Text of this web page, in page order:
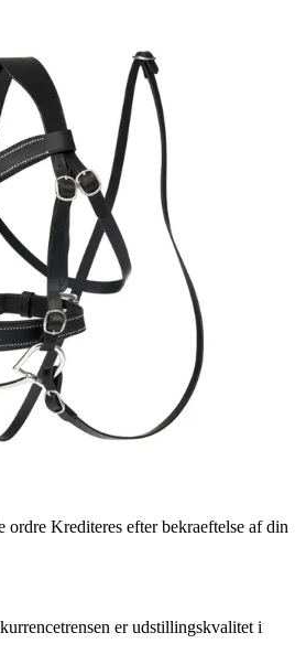
ordre Krediteres efter bekraeftelse af din
er udstillingskvalitet i